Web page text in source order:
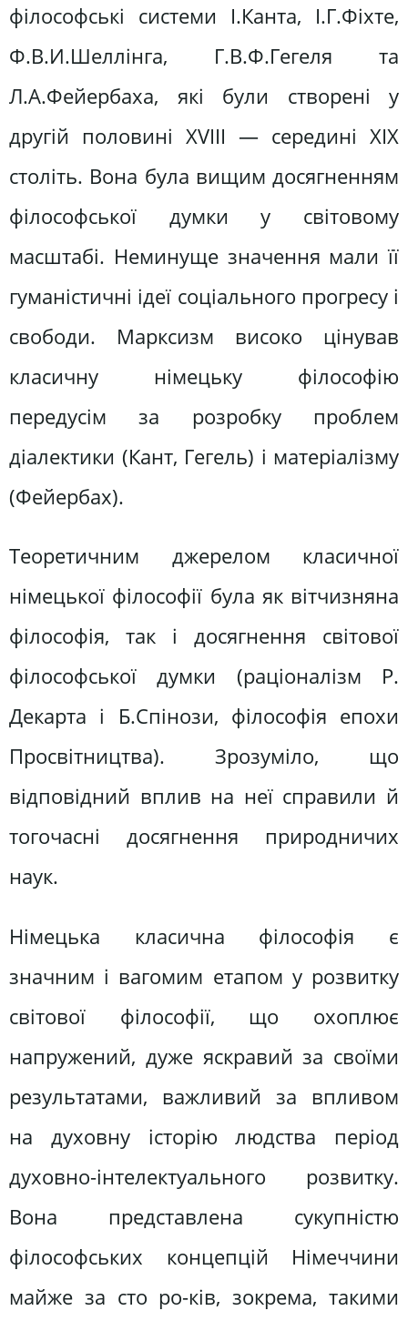
філософські системи І.Канта, І.Г.Фіхте,
Ф.В.И.Шеллінга, Г.В.Ф.Гегеля та
Л.А.Фейербаха, які були створені у
другій половині XVIII — середині XIX
століть. Вона була вищим досягненням
філософської думки у світовому
масштабі. Неминуще значення мали її
гуманістичні ідеї соціального прогресу і
свободи. Марксизм високо цінував
класичну німецьку філософію
передусім за розробку проблем
діалектики (Кант, Гегель) і матеріалізму
(Фейербах).
Теоретичним джерелом класичної
німецької філософії була як вітчизняна
філософія, так і досягнення світової
філософської думки (раціоналізм Р.
Декарта і Б.Спінози, філософія епохи
Просвітництва). Зрозуміло, що
відповідний вплив на неї справили й
тогочасні досягнення природничих
наук.
Німецька класична філософія є
значним і вагомим етапом у розвитку
світової філософії, що охоплює
напружений, дуже яскравий за своїми
результатами, важливий за впливом
на духовну історію людства період
духовно-інтелектуального розвитку.
Boнa представлена сукупністю
філософських концепцій Німеччини
майже за сто ро-ків, зокрема, такими